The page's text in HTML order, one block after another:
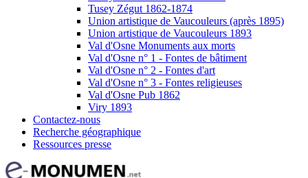
Tusey Zégut 1862-1874
Union artistique de Vaucouleurs (après 1895)
Union artistique de Vaucouleurs 1893
Val d'Osne Monuments aux morts
Val d'Osne n° 1 - Fontes de bâtiment
Val d'Osne n° 2 - Fontes d'art
Val d'Osne n° 3 - Fontes religieuses
Val d'Osne Pub 1862
Viry 1893
Contactez-nous
Recherche géographique
Ressources presse